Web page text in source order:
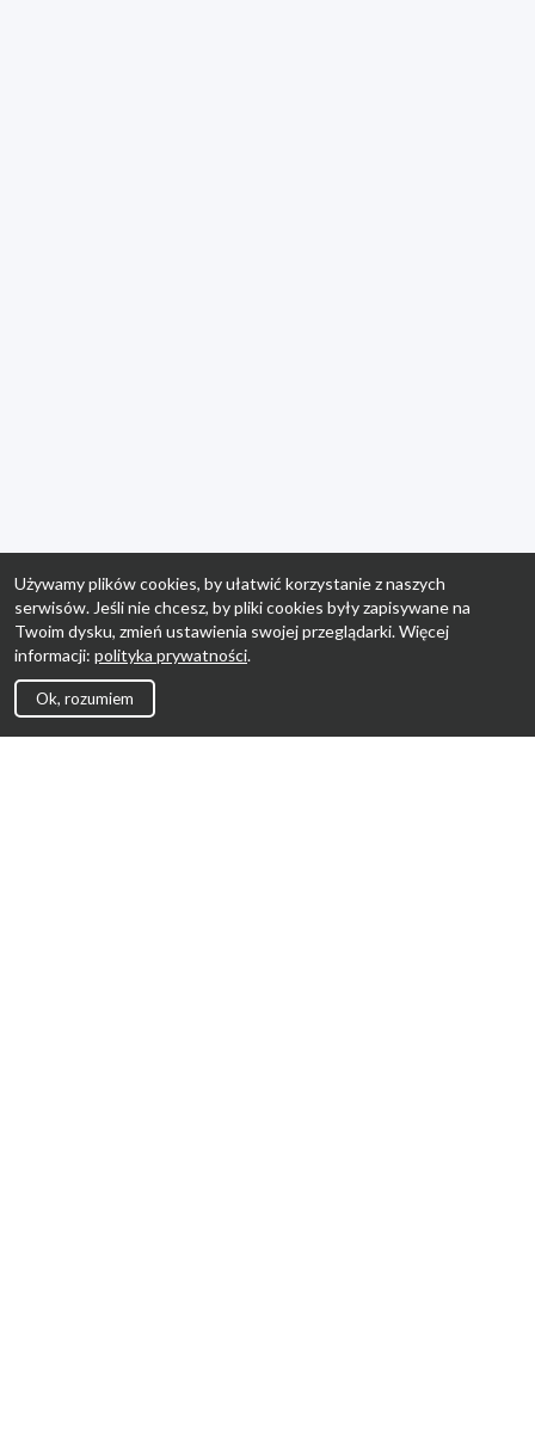
Używamy plików cookies, by ułatwić korzystanie z naszych
serwisów. Jeśli nie chcesz, by pliki cookies były zapisywane na
Twoim dysku, zmień ustawienia swojej przeglądarki. Więcej
informacji: polityka prywatności.
Ok, rozumiem